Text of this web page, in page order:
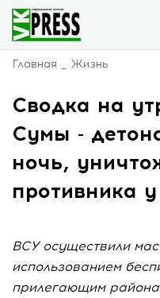
Главная Жизнь
Сводка на
Сумы -
ночь,
противника
ВСУ осуществили
использованием
прилегающим